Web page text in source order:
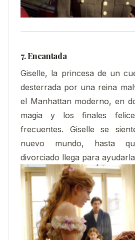
7. Encantada
Giselle, la princesa de un
desterrada por una reina
el Manhattan moderno, en
magia y los finales
frecuentes. Giselle se
nuevo mundo, hasta
divorciado llega para